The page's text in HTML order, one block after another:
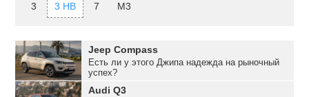
3 3 HB 7 M3
Jeep Compass
Есть ли у этого Джипа надежда на рыночный
успех?
Audi Q3